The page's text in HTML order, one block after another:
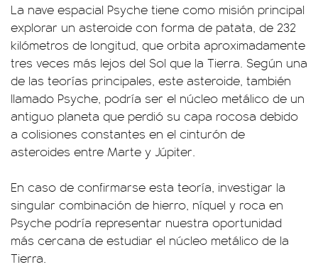
La nave espacial Psyche tiene como misión principal
explorar un asteroide con forma de patata, de 232
kilómetros de longitud, que orbita aproximadamente
tres veces más lejos del Sol que la Tierra. Según una
de las teorías principales, este asteroide, también
llamado Psyche, podría ser el núcleo metálico de un
antiguo planeta que perdió su capa rocosa debido
a colisiones constantes en el cinturón de
asteroides entre Marte y Júpiter.
En caso de confirmarse esta teoría, investigar la
singular combinación de hierro, níquel y roca en
Psyche podría representar nuestra oportunidad
más cercana de estudiar el núcleo metálico de la
Tierra.